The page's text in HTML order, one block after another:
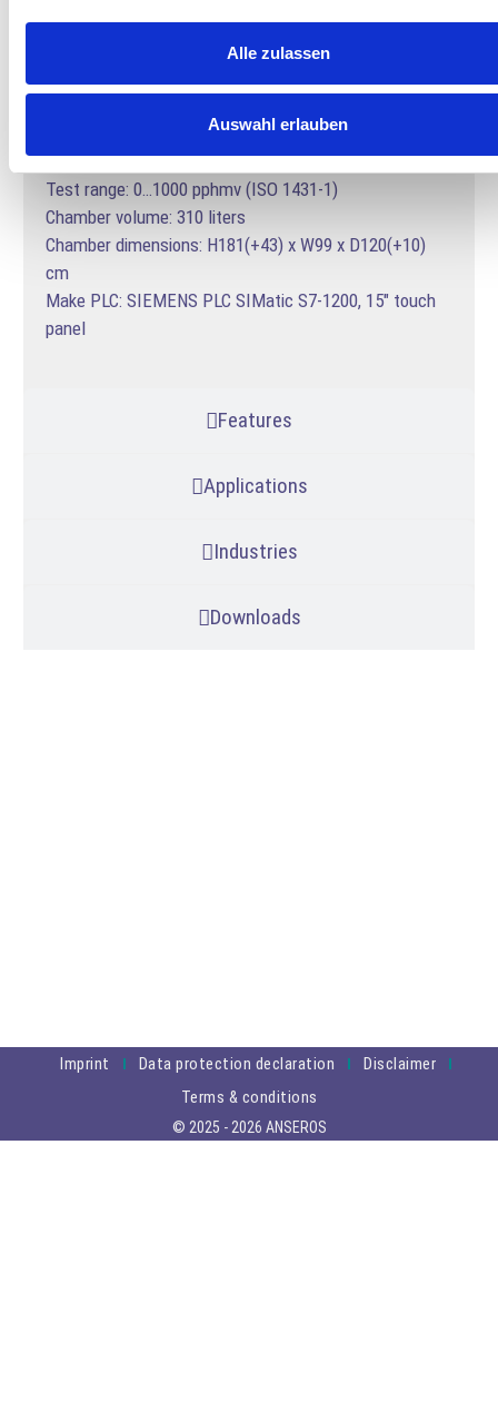
Alle zulassen
Auswahl erlauben
Technical data
Features
Applications
Industries
Downloads
Test range: 0…1000 pphmv (ISO 1431-1)
Chamber volume: 310 liters
Chamber dimensions: H181(+43) x W99 x D120(+10)
cm
Make PLC: SIEMENS PLC SIMatic S7-1200, 15″ touch
panel
Imprint Data protection declaration
Disclaimer
Terms & conditions
© 2025 - 2026 ANSEROS